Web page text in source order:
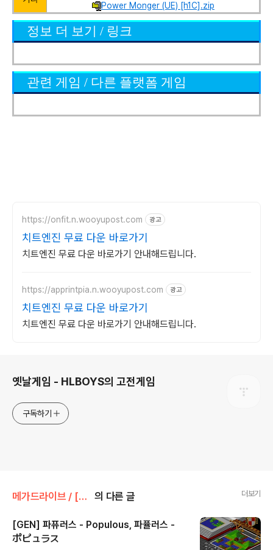
Power Monger (UE) [h1C].zip
정보 더 보기 / 링크
관련 게임 / 다른 플랫폼 게임
https://onfit.n.wooyupost.com 광고
치트엔진 무료 다운 바로가기
치트엔진 무료 다운 바로가기 안내해드립니다.
https://apprintpia.n.wooyupost.com 광고
치트엔진 무료 다운 바로가기
치트엔진 무료 다운 바로가기 안내해드립니다.
옛날게임 - HLBOYS의 고전게임
구독하기
메가드라이브 / [GEN] [MD]/시뮬레이션 의 다른 글 더보기
[GEN] 파퓨러스 - Populous, 파퓰러스 -
ポピュラス